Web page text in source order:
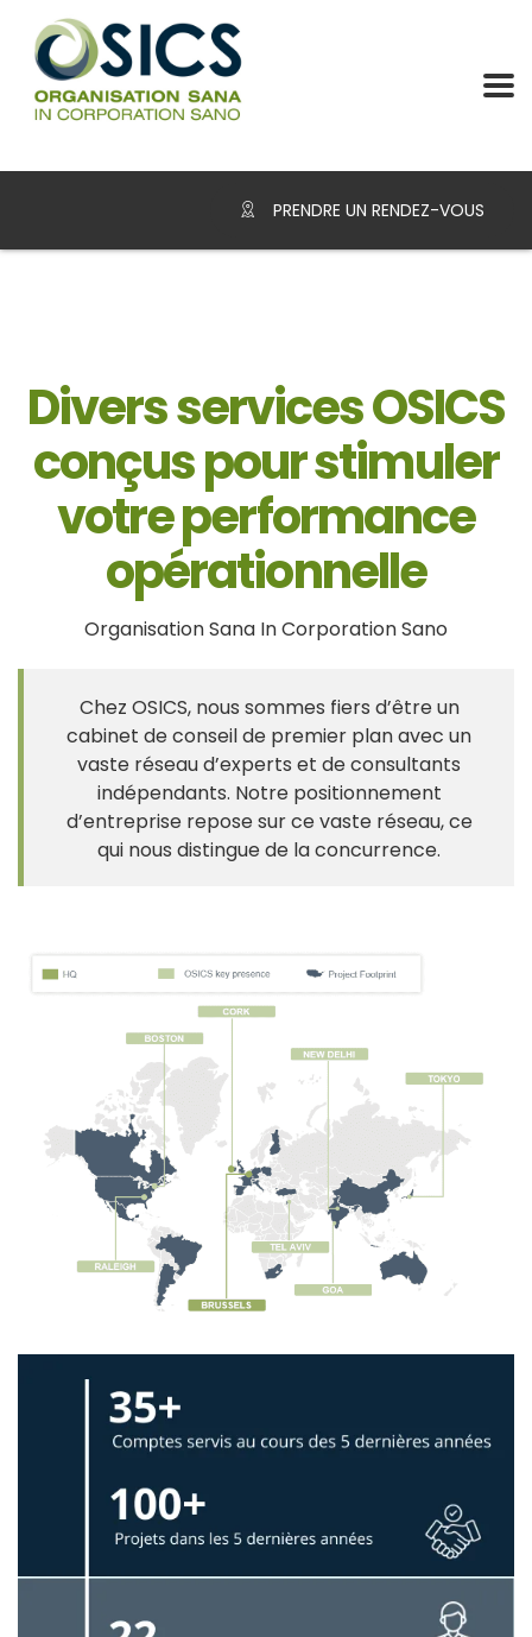
PRENDRE UN RENDEZ-VOUS
Divers services OSICS
conçus pour stimuler
votre performance
opérationnelle
Organisation Sana In Corporation Sano
Chez OSICS, nous sommes fiers d’être un
cabinet de conseil de premier plan avec un
vaste réseau d’experts et de consultants
indépendants. Notre positionnement
d’entreprise repose sur ce vaste réseau, ce
qui nous distingue de la concurrence.